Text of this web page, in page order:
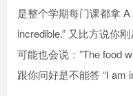
是整个学期每门课都拿 A
incredible.” 又比方说你
可能也会说：”The food
跟你问好是不能答 “I am